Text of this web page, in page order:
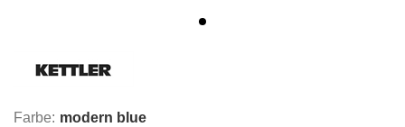
Farbe: modern blue